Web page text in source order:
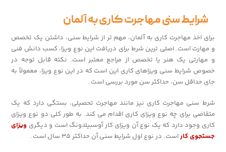
شرایط سنی مهاجرت کاری به آلمان
برای اخذ مهاجرت کاری به آلمان، مهم تر از شرایط سنی، داشتن یک تخصص
و مهارت است. اصلی ترین شرط برای دریافت این نوع ویزا، کسب دانش فنی
و مهارتی یک هنر یا تخصص از مراجع معتبر است. نکته قابل توجه در
خصوص شرایط سنی ویزاهای کاری این است که در این نوع ویزا، معمولاً به
جای حداقل سن، حداکثر سن مورد بررسی است.
شرط سنی مهاجرت کاری نیز مانند مهاجرت تحصیلی، بستگی دارد که یک
متقاضی برای چه نوع ویزای کاری اقدام می کند. به طور کلی دو نوع ویزای
کاری وجود دارد که یک نوع آن ویزای کار آوسبیلدونگ است و دیگری ویزای
جستجوی کاراست. در نوع اول شرایط سنی آن حداکثر ۳۵ سال است.